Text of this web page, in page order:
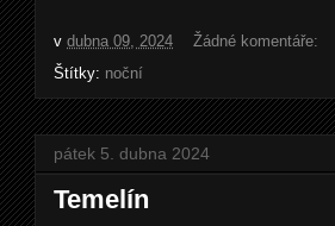
v dubna 09, 2024
Žádné komentáře:
Štítky: noční
pátek 5. dubna 2024
Temelín